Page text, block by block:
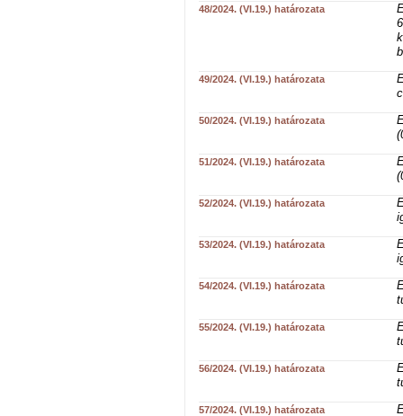
48/2024. (VI.19.) határozata
49/2024. (VI.19.) határozata
50/2024. (VI.19.) határozata
51/2024. (VI.19.) határozata
52/2024. (VI.19.) határozata
53/2024. (VI.19.) határozata
54/2024. (VI.19.) határozata
55/2024. (VI.19.) határozata
56/2024. (VI.19.) határozata
57/2024. (VI.19.) határozata